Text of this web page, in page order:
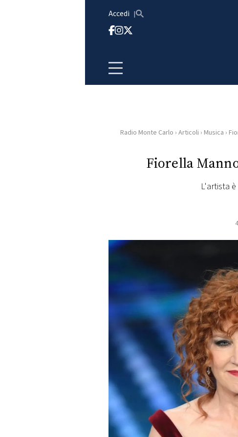
Accedi
HOME
CONCORSI
EVENTI
VIDEO
PRINCIPATO
Radio Monte Carlo › Articoli › Musica ›
Fiorella
L'artista